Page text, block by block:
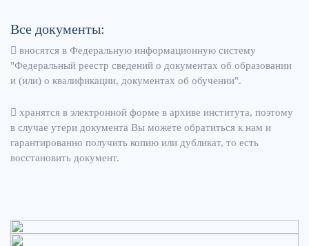
Все документы:
вносятся в Федеральную информационную систему
"Федеральный реестр сведений о документах об образовании
и (или) о квалификации, документах об обучении".
хранятся в электронной форме в архиве института, поэтому
в случае утери документа Вы можете обратиться к нам и
гарантированно получить копию или дубликат, то есть
восстановить документ.